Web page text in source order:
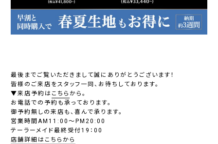
最後までご覧いただきまして誠にありがとうございます！
皆様のご来店をスタッフ一同、お待ちしております。
▼来店予約は こちら から。
お電話での予約も承っております。
御予約無しの来店も、喜んで承ります。
営業時間AM11:00～PM20:00
テーラーメイド最終受付19：00
店舗詳細はこちらから